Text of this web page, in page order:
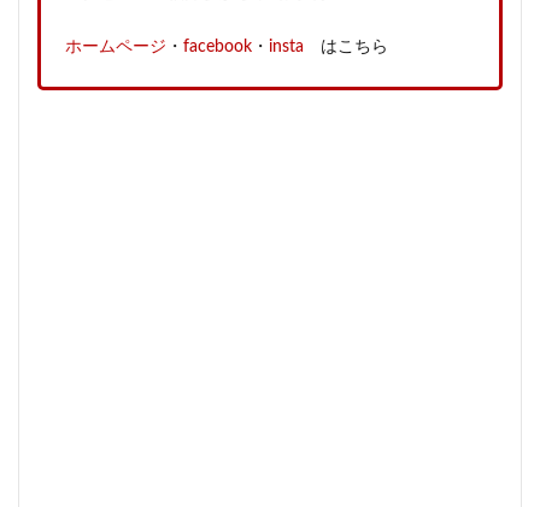
ホームページ ・ facebook ・ insta はこちら